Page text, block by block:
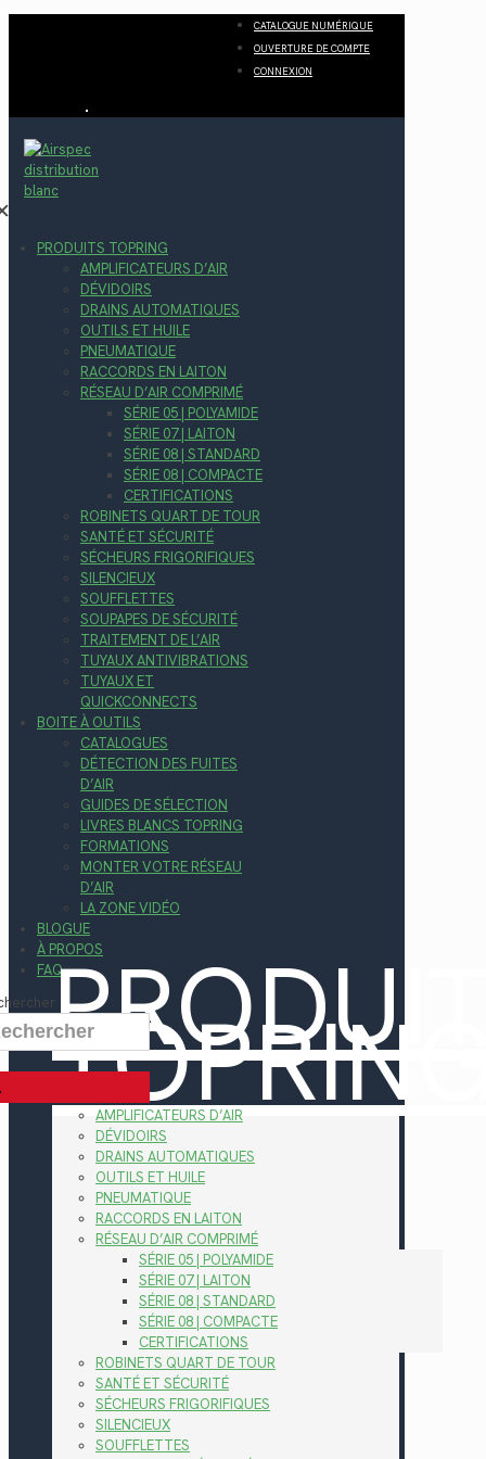
CATALOGUE NUMÉRIQUE
OUVERTURE DE COMPTE
CONNEXION
PRODUITS TOPRING
AMPLIFICATEURS D’AIR
DÉVIDOIRS
DRAINS AUTOMATIQUES
OUTILS ET HUILE
PNEUMATIQUE
RACCORDS EN LAITON
RÉSEAU D’AIR COMPRIMÉ
SÉRIE 05 | POLYAMIDE
SÉRIE 07 | LAITON
SÉRIE 08 | STANDARD
SÉRIE 08 | COMPACTE
CERTIFICATIONS
ROBINETS QUART DE TOUR
SANTÉ ET SÉCURITÉ
SÉCHEURS FRIGORIFIQUES
SILENCIEUX
SOUFFLETTES
SOUPAPES DE SÉCURITÉ
TRAITEMENT DE L’AIR
TUYAUX ANTIVIBRATIONS
TUYAUX ET
QUICKCONNECTS
BOITE À OUTILS
CATALOGUES
DÉTECTION DES FUITES
D’AIR
GUIDES DE SÉLECTION
LIVRES BLANCS TOPRING
FORMATIONS
MONTER VOTRE RÉSEAU
D’AIR
LA ZONE VIDÉO
BLOGUE
À PROPOS
FAQ
AMPLIFICATEURS D’AIR
DÉVIDOIRS
DRAINS AUTOMATIQUES
OUTILS ET HUILE
PNEUMATIQUE
RACCORDS EN LAITON
RÉSEAU D’AIR COMPRIMÉ
SÉRIE 05 | POLYAMIDE
SÉRIE 07 | LAITON
SÉRIE 08 | STANDARD
SÉRIE 08 | COMPACTE
CERTIFICATIONS
ROBINETS QUART DE TOUR
SANTÉ ET SÉCURITÉ
SÉCHEURS FRIGORIFIQUES
SILENCIEUX
SOUFFLETTES